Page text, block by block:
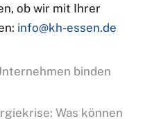
ob wir mit Ihrer
info@kh-essen.de
binden
Was können